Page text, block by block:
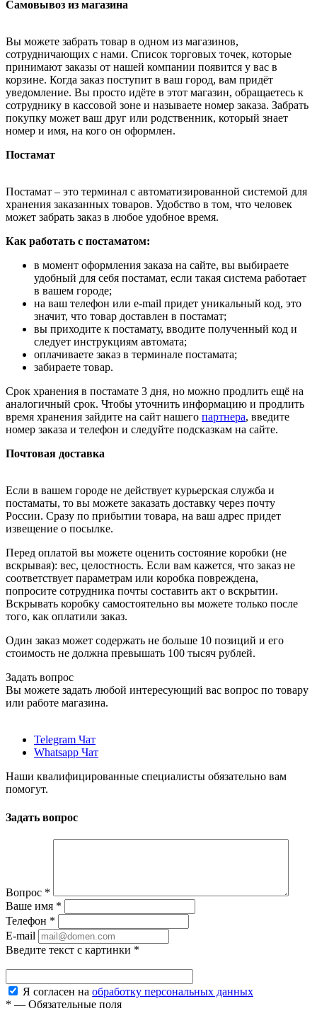
Самовывоз из магазина
Вы можете забрать товар в одном из магазинов,
сотрудничающих с нами. Список торговых точек, которые
принимают заказы от нашей компании появится у вас в
корзине. Когда заказ поступит в ваш город, вам придёт
уведомление. Вы просто идёте в этот магазин, обращаетесь к
сотруднику в кассовой зоне и называете номер заказа. Забрать
покупку может ваш друг или родственник, который знает
номер и имя, на кого он оформлен.
Постамат
Постамат – это терминал с автоматизированной системой для
хранения заказанных товаров. Удобство в том, что человек
может забрать заказ в любое удобное время.
Как работать с постаматом:
в момент оформления заказа на сайте, вы выбираете
удобный для себя постамат, если такая система работает
в вашем городе;
на ваш телефон или e-mail придет уникальный код, это
значит, что товар доставлен в постамат;
вы приходите к постамату, вводите полученный код и
следует инструкциям автомата;
оплачиваете заказ в терминале постамата;
забираете товар.
Срок хранения в постамате 3 дня, но можно продлить ещё на
аналогичный срок. Чтобы уточнить информацию и продлить
время хранения зайдите на сайт нашего партнера, введите
номер заказа и телефон и следуйте подсказкам на сайте.
Почтовая доставка
Если в вашем городе не действует курьерская служба и
постаматы, то вы можете заказать доставку через почту
России. Сразу по прибытии товара, на ваш адрес придет
извещение о посылке.
Перед оплатой вы можете оценить состояние коробки (не
вскрывая): вес, целостность. Если вам кажется, что заказ не
соответствует параметрам или коробка повреждена,
попросите сотрудника почты составить акт о вскрытии.
Вскрывать коробку самостоятельно вы можете только после
того, как оплатили заказ.
Один заказ может содержать не больше 10 позиций и его
стоимость не должна превышать 100 тысяч рублей.
Задать вопрос
Вы можете задать любой интересующий вас вопрос по товару
или работе магазина.
Telegram Чат
Whatsapp Чат
Наши квалифицированные специалисты обязательно вам
помогут.
Задать вопрос
Вопрос *
Ваше имя *
Телефон *
E-mail
Введите текст с картинки *
Я согласен на обработку персональных данных
* — Обязательные поля